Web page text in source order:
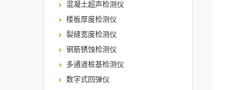
混凝土超声检测仪
楼板厚度检测仪
裂缝宽度检测仪
钢筋锈蚀检测仪
多通道桩基检测仪
数字式回弹仪